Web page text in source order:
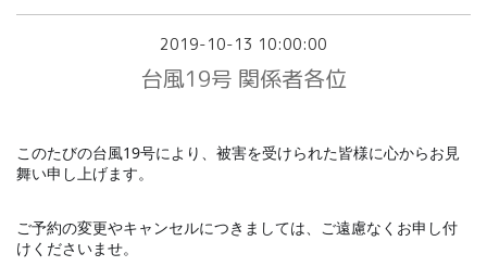
2019-10-13 10:00:00
台風19号 関係者各位
このたびの台風19号により、被害を受けられた皆様に心からお見
舞い申し上げます。
ご予約の変更やキャンセルにつきましては、ご遠慮なくお申し付
けくださいませ。